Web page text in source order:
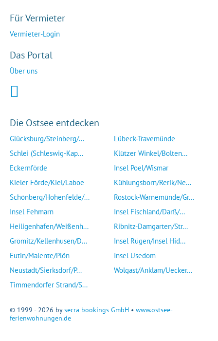
Für Vermieter
Vermieter-Login
Das Portal
Über uns
Die Ostsee entdecken
Glücksburg/Steinberg/...
Schlei (Schleswig-Kap...
Eckernförde
Kieler Förde/Kiel/Laboe
Schönberg/Hohenfelde/...
Insel Fehmarn
Heiligenhafen/Weißenh...
Grömitz/Kellenhusen/D...
Eutin/Malente/Plön
Neustadt/Sierksdorf/P...
Timmendorfer Strand/S...
Lübeck-Travemünde
Klützer Winkel/Bolten...
Insel Poel/Wismar
Kühlungsborn/Rerik/Ne...
Rostock-Warnemünde/Gr...
Insel Fischland/Darß/...
Ribnitz-Damgarten/Str...
Insel Rügen/Insel Hid...
Insel Usedom
Wolgast/Anklam/Uecker...
© 1999 - 2026 bysecra bookings GmbH • www.ostsee-
ferienwohnungen.de